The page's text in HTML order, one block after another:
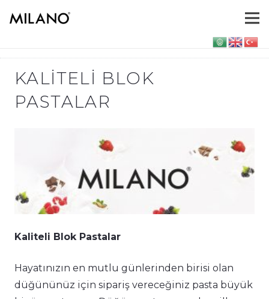
KALITELI BLOK
PASTALAR
Kaliteli Blok Pastalar
Hayatınızın en mutlu günlerinden birisi olan
düğününüz için sipariş vereceğiniz pasta büyük